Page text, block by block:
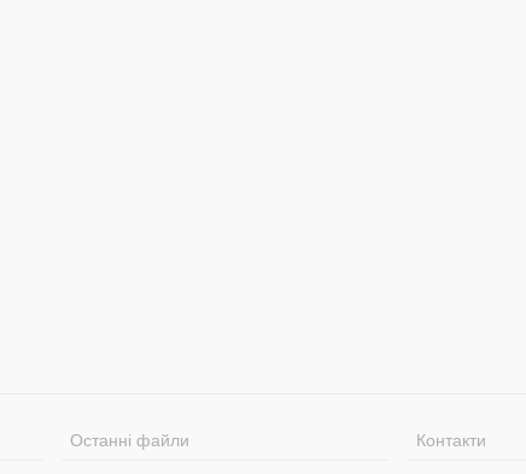
Останні файли
Контакти